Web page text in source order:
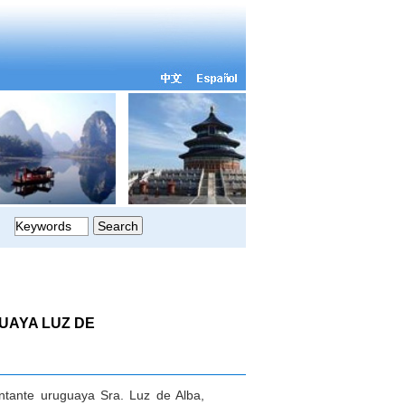
LUZ DE
uruguaya Sra. Luz de Alba,